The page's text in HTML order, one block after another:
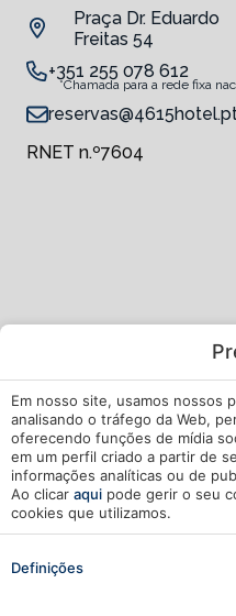
Quem
Praça Dr. Eduardo
Freitas 54
+351 255 078 612
*Chamada para a rede fixa
RNET n.º7604
Política de privacidade
Política de Cookies
Configuração de
Em nosso site, usamos nossos
analisando o tráfego da Web,
oferecendo funções de mídia
em um perfil criado a partir de
informações analíticas ou de
Ao clicar aqui pode gerir o seu
cookies que utilizamos.
Definições